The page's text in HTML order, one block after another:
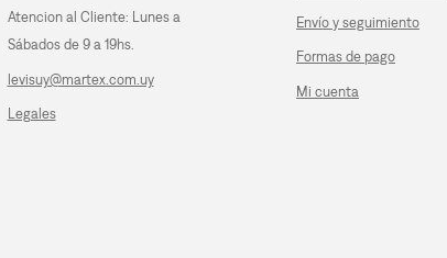
Atencion al Cliente: Lunes a
Sábados de 9 a 19hs.
levisuy@martex.com.uy
Legales
Envío y seguimiento
Formas de pago
Mi cuenta